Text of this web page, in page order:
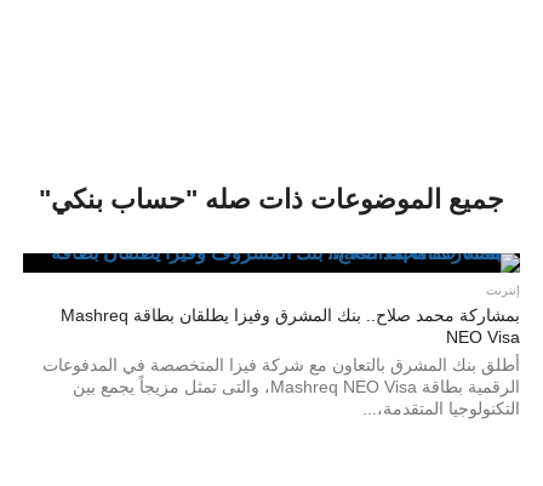
جميع الموضوعات ذات صله "حساب بنكي"
إنترنت
بمشاركة محمد صلاح.. بنك المشرق وفيزا يطلقان بطاقة Mashreq
NEO Visa
أطلق بنك المشرق بالتعاون مع شركة فيزا المتخصصة في المدفوعات
الرقمية بطاقة Mashreq NEO Visa، والتى تمثل مزيجاً يجمع بين
التكنولوجيا المتقدمة،...